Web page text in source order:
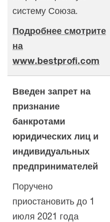
систему Союза.
Подробнее смотрите
на
www.bestprofi.com
Введен запрет на
признание
банкротами
юридических лиц и
индивидуальных
предпринимателей
Поручено
приостановить до 1
июля 2021 года